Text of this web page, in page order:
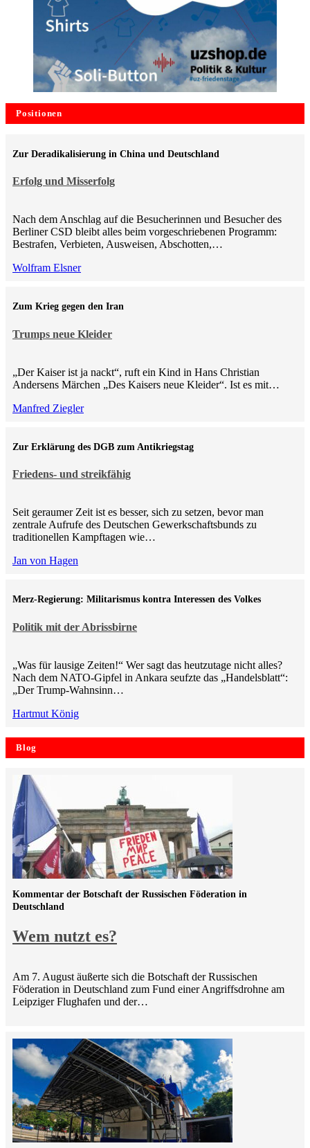
Positionen
Erfolg und Misserfolg
Zur Deradikalisierung in China und Deutschland
Nach dem Anschlag auf die Besucherinnen und Besucher des
Berliner CSD bleibt alles beim vorgeschriebenen Programm:
Bestrafen, Verbieten, Ausweisen, Abschotten,…
Wolfram Elsner
Trumps neue Kleider
Zum Krieg gegen den Iran
„Der Kaiser ist ja nackt“, ruft ein Kind in Hans Christian
Andersens Märchen „Des Kaisers neue Kleider“. Ist es mit…
Manfred Ziegler
Friedens- und streikfähig
Zur Erklärung des DGB zum Antikriegstag
Seit geraumer Zeit ist es besser, sich zu setzen, bevor man
zentrale Aufrufe des Deutschen Gewerkschaftsbunds zu
traditionellen Kampftagen wie…
Jan von Hagen
Politik mit der Abrissbirne
Merz-Regierung: Militarismus kontra Inte­ressen des Volkes
„Was für lausige Zeiten!“ Wer sagt das heutzutage nicht alles?
Nach dem NATO-Gipfel in Ankara seufzte das „Handelsblatt“:
„Der Trump-Wahnsinn…
Hartmut König
Blog
Wem nutzt es?
Kommentar der Botschaft der Russischen Föderation in
Deutschland
Am 7. August äußerte sich die Botschaft der Russischen
Föderation in Deutschland zum Fund einer Angriffsdrohne am
Leipziger Flughafen und der…